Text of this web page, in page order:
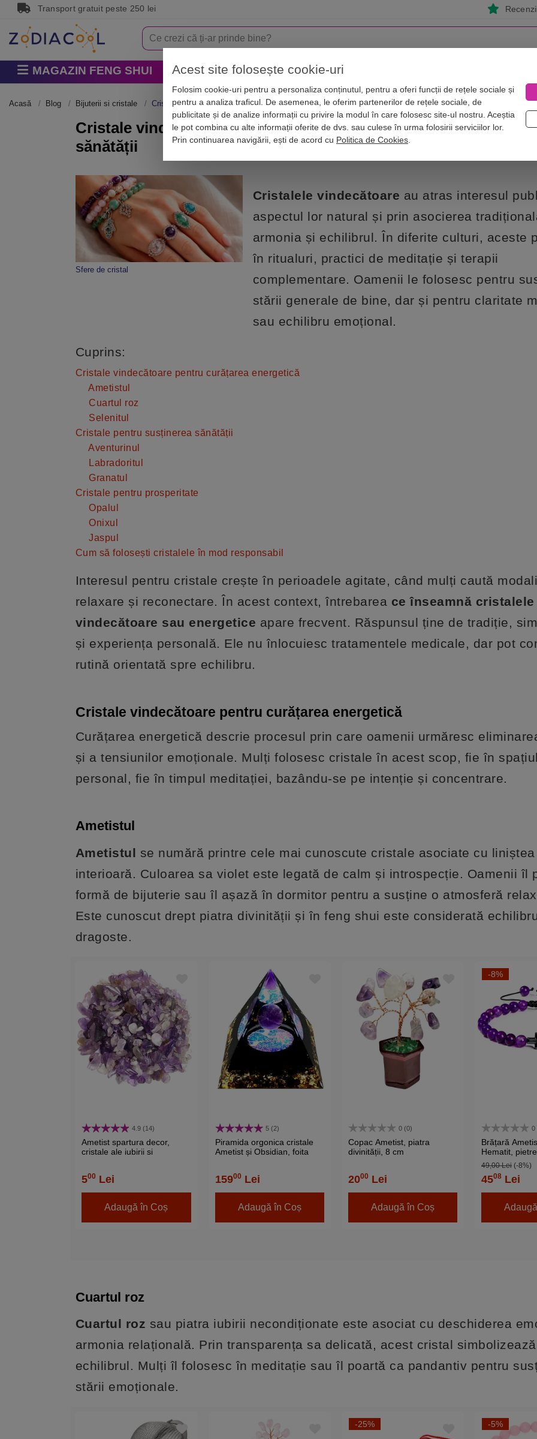
Transport gratuit peste 250 lei
MAGAZIN FENG SHUI Horoscop Zodii Astrologie Numerologie
Acasă Blog Bijuterii si cristale Cristale vindecătoare cu proprietăți curative și efectele benefice asupra sănătății
Cristale vindecătoare cu proprietăți curative și efectele
sănătății
Sfere de cristal
Cristalele vindecătoare au atras interesul
aspectul lor natural și prin asocierea
armonia și echilibrul. În diferite culturi, aceste
în ritualuri, practici de meditație și terapii
complementare. Oamenii le folosesc pentru
stării generale de bine, dar și pentru claritate
sau echilibru emoțional.
Cuprins:
Cristale vindecătoare pentru curățarea energetică
Ametistul
Cuartul roz
Selenitul
Cristale pentru susținerea sănătății
Aventurinul
Labradoritul
Granatul
Cristale pentru prosperitate
Opalul
Onixul
Jaspul
Cum să folosești cristalele în mod responsabil
Interesul pentru cristale crește în perioadele agitate, când mulți caută
relaxare și reconectare. În acest context, întrebarea ce înseamnă cristalele
vindecătoare sau energetice apare frecvent. Răspunsul ține de tradiție,
și experiența personală. Ele nu înlocuiesc tratamentele medicale, dar pot
rutină orientată spre echilibru.
Cristale vindecătoare pentru curățarea energetică
Curățarea energetică descrie procesul prin care oamenii urmăresc
și a tensiunilor emoționale. Mulți folosesc cristale în acest scop, fie în spațiul
personal, fie în timpul meditației, bazându-se pe intenție și concentrare.
Ametistul
Ametistul se numără printre cele mai cunoscute cristale asociate cu liniștea
interioară. Culoarea sa violet este legată de calm și introspecție. Oamenii îl
formă de bijuterie sau îl așază în dormitor pentru a susține o atmosferă
Este cunoscut drept piatra divinității și în feng shui este considerată
dragoste.
4.9 (14)
Ametist spartura decor,
cristale ale iubirii si
26g
500 Lei
Adaugă în Coș
5 (2)
Piramida orgonica cristale
Ametist și Obsidian, foita
15900 Lei
Adaugă în Coș
0 (0)
Copac Ametist, piatra
divinității, 8 cm
2000 Lei
Adaugă în Coș
-8%
0
Brățară
Hematit,
reglabil
49,00 Lei (-8%)
4508 Lei
Cuartul roz
Cuartul roz sau piatra iubirii necondiționate este asociat cu deschiderea
armonia relațională. Prin transparența sa delicată, acest cristal simbolizează
echilibrul. Mulți îl folosesc în meditație sau îl poartă ca pandantiv pentru
stării emoționale.
-25% -5%
Acest site folosește cookie-uri
Folosim cookie-uri pentru a personaliza conținutul, pentru a oferi funcții de rețele sociale și
pentru a analiza traficul. De asemenea, le oferim partenerilor de rețele sociale, de
publicitate și de analize informații cu privire la modul în care folosesc site-ul nostru. Aceștia
le pot combina cu alte informații oferite de dvs. sau culese în urma folosirii serviciilor lor.
Prin continuarea navigării, ești de acord cu Politica de Cookies.